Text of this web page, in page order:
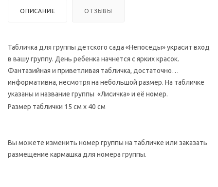
ОПИСАНИЕ ОТЗЫВЫ
Табличка для группы детского сада «Непоседы» украсит вход
в вашу группу. День ребенка начнется с ярких красок.
Фантазийная и приветливая табличка, достаточно
информативна, несмотря на небольшой размер. На табличке
указаны и название группы «Лисичка» и её номер.
Размер таблички 15 см х 40 см
Вы можете изменить номер группы на табличке или заказать
размещение кармашка для номера группы.